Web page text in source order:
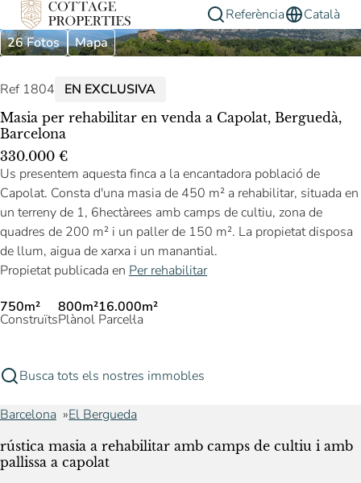
Referència
Català
26 Fotos
Mapa
Ref 1804 EN EXCLUSIVA
Masia per rehabilitar en venda a Capolat, Berguedà,
Barcelona
330.000 €
Us presentem aquesta finca a la encantadora població de
Capolat. Consta d'una masia de 450 m² a rehabilitar, situada en
un terreny de 1, 6hectàrees amb camps de cultiu, zona de
quadres de 200 m² i un paller de 150 m². La propietat disposa
de llum, aigua de xarxa i un manantial.
Propietat publicada en Per rehabilitar
750m²
Construïts
800m²
Plànol
16.000m²
Parcel·la
Busca tots els nostres immobles
Barcelona El Bergueda
rústica masia a rehabilitar amb camps de cultiu i amb
pallissa a capolat